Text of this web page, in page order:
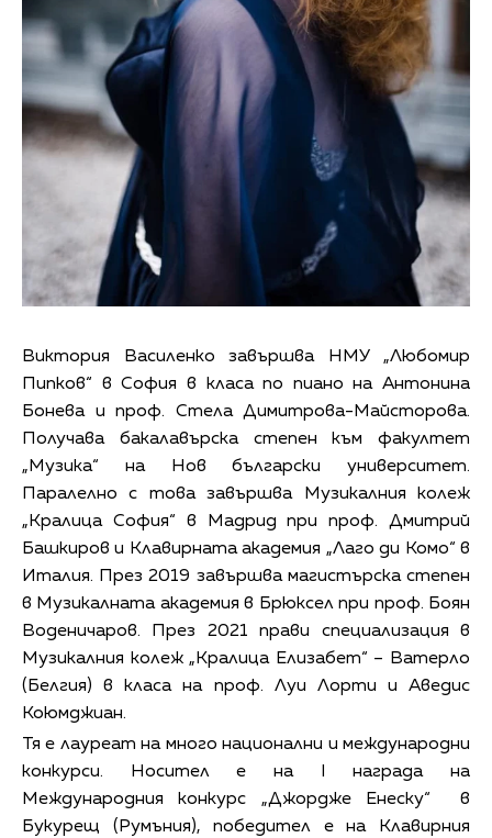
Виктория Василенко завършва НМУ „Любомир
Пипков“ в София в класа по пиано на Антонина
Бонева и проф. Стела Димитрова-Майсторова.
Получава бакалавърска степен към факултет
„Музика“ на Нов български университет.
Паралелно с това завършва Музикалния колеж
„Кралица София“ в Мадрид при проф. Дмитрий
Башкиров и Клавирната академия „Лаго ди Комо“ в
Италия. През 2019 завършва магистърска степен
в Музикалната академия в Брюксел при проф. Боян
Воденичаров. През 2021 прави специализация в
Музикалния колеж „Кралица Елизабет“ – Ватерло
(Белгия) в класа на проф. Луи Лорти и Аведис
Коюмджиан.
Тя е лауреат на много национални и международни
конкурси. Носител е на I награда на
Международния конкурс „Джордже Енеску“ в
Букурещ (Румъния), победител е на Клавирния